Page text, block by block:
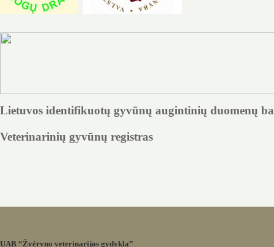
Lietuvos identifikuotų gyvūnų augintinių duomenų
Veterinarinių gyvūnų registras
UAB “Žvėryno veterinarijos gydykla”